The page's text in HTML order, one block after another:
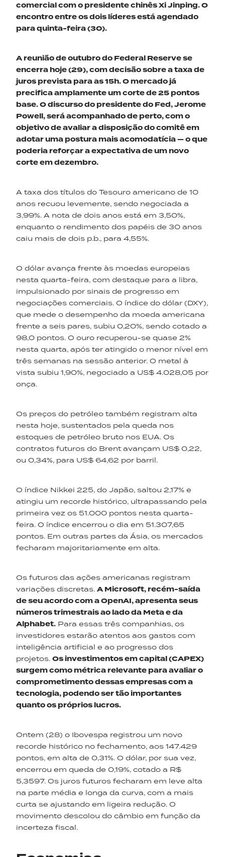
comercial com o presidente chinês Xi Jinping. O
encontro entre os dois líderes está agendado
paraquinta-feira(30).
A reunião de outubro do Federal Reserve se
encerra hoje(29),com decisão sobre a taxa de
juros prevista para as 15h. O mercado já
precifica amplamente um corte de 25 pontos
base. O discurso do presidente do Fed, Jerome
Powell, será acompanhado de perto, com o
objetivo de avaliar a disposição do comitê em
adotar uma postura maisacomodatícia—o que
poderia reforçar a expectativa de um novo
corte em dezembro.
A taxa dos títulos do Tesouro americano de 10
anos recuou levemente, sendo negociada a
3,99%. A nota de dois anos está em 3,50%,
enquanto o rendimento dos papéis de 30 anos
caiu mais de dois p.b., para 4,55%.
O dólar avança frente às moedas europeias
nesta quarta-feira, com destaque para a libra,
impulsionado por sinais de progresso em
negociações comerciais. O índice do dólar (DXY),
que mede o desempenho da moeda americana
frente a seis pares, subiu 0,20%, sendo cotado a
98,0 pontos. O ouro recuperou-se quase 2%
nesta quarta, após ter atingido o menor nível em
três semanas na sessão anterior. O metal à
vista subiu 1,90%, negociado a US$ 4.028,05 por
onça.
Os preços do petróleo também registram alta
nesta hoje, sustentados pela queda nos
estoques de petróleo bruto nos EUA. Os
contratos futuros do Brent avançam US$ 0,22,
ou 0,34%, para US$ 64,62 por barril.
O índice Nikkei 225, do Japão, saltou 2,17% e
atingiu um recorde histórico, ultrapassando pela
primeira vez os 51.000 pontos nesta quarta-
feira. O índice encerrou o dia em 51.307,65
pontos. Em outras partes da Ásia, os mercados
fecharam majoritariamente em alta.
Os futuros das ações americanas registram
variações discretas. A Microsoft, recém-saída
de seu acordo com a OpenAI, apresenta seus
números trimestrais ao lado da Meta e da
Alphabet. Para essas três companhias, os
investidores estarão atentos aos gastos com
inteligência artificial e ao progresso dos
projetos. Os investimentos em capital(CAPEX)
surgem como métrica relevante para avaliar o
comprometimento dessas empresas com a
tecnologia, podendo ser tão importantes
quanto os próprios lucros.
Ontem (28) o Ibovespa registrou um novo
recorde histórico no fechamento, aos 147.429
pontos, em alta de 0,31%. O dólar, por sua vez,
encerrou em queda de 0,19%, cotado a R$
5,3597. Os juros futuros fecharam em leve alta
na parte média e longa da curva, com a mais
curta se ajustando em ligeira redução. O
movimento descolou do câmbio em função da
incerteza fiscal.